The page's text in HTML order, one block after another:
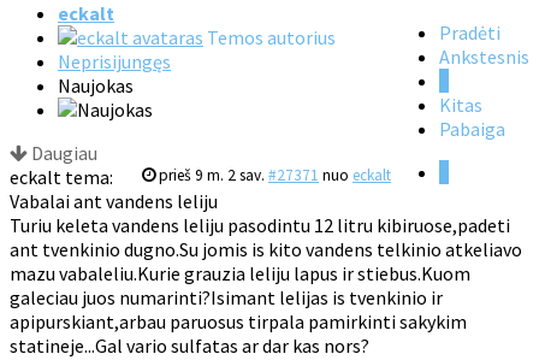
Pradėti
Ankstesnis
Kitas
Pabaiga
eckalt
Temos autorius
Neprisijungęs
Naujokas
Daugiau
prieš 9 m. 2 sav. #27371 nuo eckalt
eckalt tema:
Vabalai ant vandens leliju
Turiu keleta vandens leliju pasodintu 12 litru kibiruose,padeti
ant tvenkinio dugno.Su jomis is kito vandens telkinio atkeliavo
mazu vabaleliu.Kurie grauzia leliju lapus ir stiebus.Kuom
galeciau juos numarinti?Isimant lelijas is tvenkinio ir
apipurskiant,arbau paruosus tirpala pamirkinti sakykim
statineje...Gal vario sulfatas ar dar kas nors?